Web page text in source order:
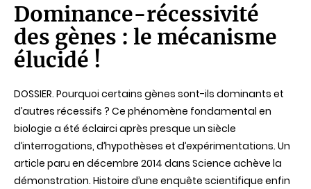
de
lecture
Dominance-récessivité
des gènes : le mécanisme
élucidé !
DOSSIER. Pourquoi certains gènes sont-ils dominants et
d’autres récessifs ? Ce phénomène fondamental en
biologie a été éclairci après presque un siècle
d’interrogations, d’hypothèses et d’expérimentations. Un
article paru en décembre 2014 dans Science achève la
démonstration. Histoire d’une enquête scientifique enfin